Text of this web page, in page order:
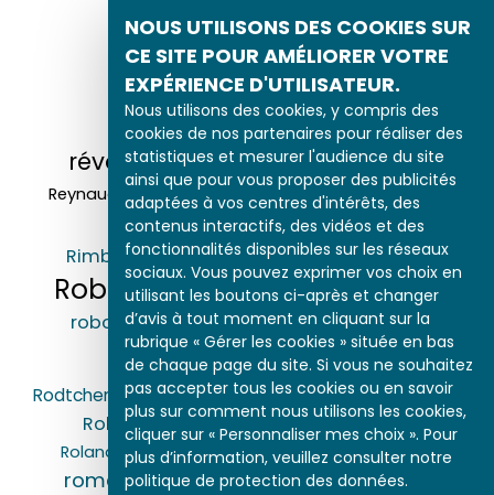
NOUS UTILISONS DES COOKIES SUR
CE SITE POUR AMÉLIORER VOTRE
EXPÉRIENCE D'UTILISATEUR.
Nous utilisons des cookies, y compris des
cookies de nos partenaires pour réaliser des
statistiques et mesurer l'audience du site
ainsi que pour vous proposer des publicités
adaptées à vos centres d'intérêts, des
contenus interactifs, des vidéos et des
fonctionnalités disponibles sur les réseaux
sociaux. Vous pouvez exprimer vos choix en
utilisant les boutons ci-après et changer
d’avis à tout moment en cliquant sur la
rubrique « Gérer les cookies » située en bas
de chaque page du site. Si vous ne souhaitez
pas accepter tous les cookies ou en savoir
plus sur comment nous utilisons les cookies,
cliquer sur « Personnaliser mes choix ». Pour
plus d’information, veuillez consulter notre
politique de protection des données.
Révolution
industrielle
révolution russe révolutionnaire
Reynaud (Paul) Ribbentrop (Joachim von)
Richelieu (cardinal de)
Rimbaud (Arthur) rite Robert (frères)
Robespierre (Maximilien de)
robot Rochefort Rochefort (Henri de)
Rodin (Auguste)
Rodtchenko (Alexandre) roi Roi-Soleil rois
Rol-Tanguy (Henri) Roland (Manon)
Roland de La Platière (Jean-Marie) Romains
roman roman-feuilleton romancier